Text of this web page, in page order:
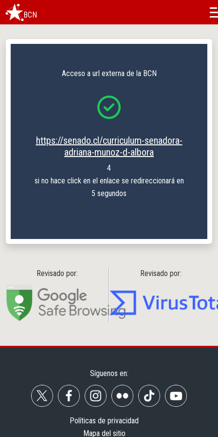
BCN
Acceso a url externa de la BCN
https://senado.cl/curriculum-senadora-
adriana-munoz-d-albora
4
si no hace click en el enlace se redireccionará en
5 segundos
Revisado por: Revisado por:
Síguenos en:
Políticas de privacidad
Mapa del sitio